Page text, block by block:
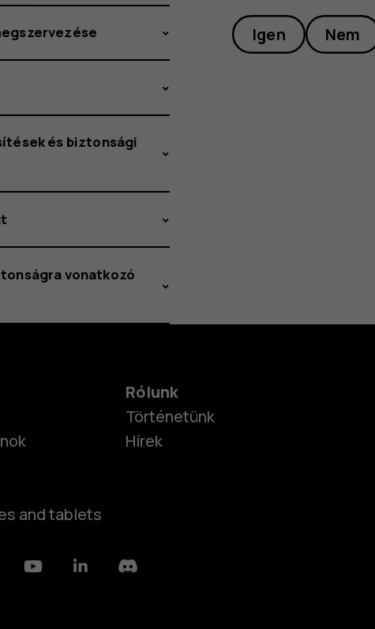
Igen Nem
és biztonsági
vonatkozó
and tablets
Rólunk
Történetünk
Hírek
YoutubeLinkedinDiscord